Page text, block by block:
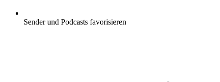
Sender und Podcasts favorisieren